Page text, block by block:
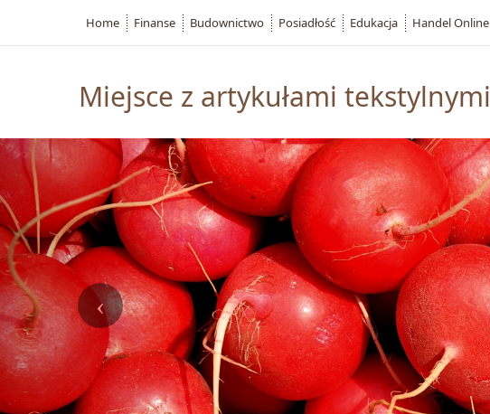
Miejsce z artykułami tekstylnymi
Home Finanse Budownictwo Posiadłość Edukacja Handel Online